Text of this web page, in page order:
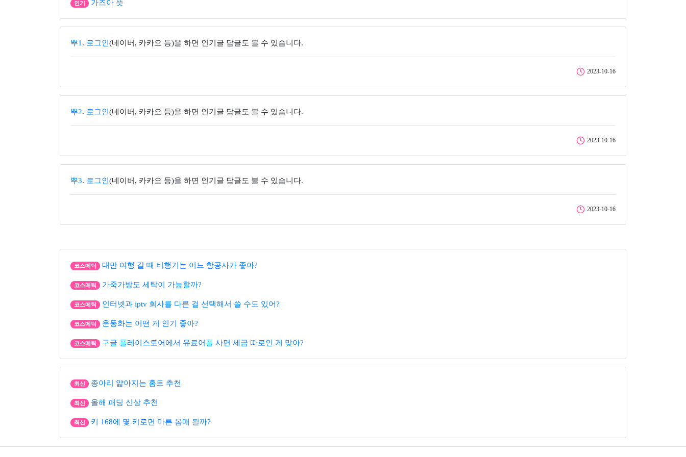
인기 가즈아 뜻
뿌1 . 로그인 (네이버, 카카오 등)을 하면 인기글 답글도 볼 수 있습니다.
2023-10-16
뿌2. 로그인 (네이버, 카카오 등)을 하면 인기글 답글도 볼 수 있습니다.
2023-10-16
뿌3. 로그인 (네이버, 카카오 등)을 하면 인기글 답글도 볼 수 있습니다.
2023-10-16
코스메틱 대만 여행 갈 때 비행기는 어느 항공사가 좋아?
코스메틱 가죽가방도 세탁이 가능할까?
코스메틱 인터넷과 iptv 회사를 다른 걸 선택해서 쓸 수도 있어?
코스메틱 운동화는 어떤 게 인기 좋아?
코스메틱 구글 플레이스토어에서 유료어플 사면 세금 따로인 게 맞아?
최신 종아리 얇아지는 홈트 추천
최신 올해 패딩 신상 추천
최신 키 168에 몇 키로면 마른 몸매 될까?